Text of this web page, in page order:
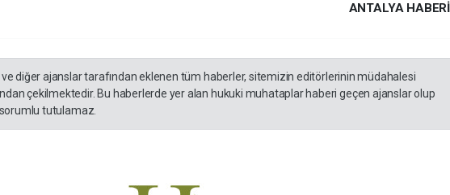
ANTALYA HABERİ
ve diğer ajanslar tarafından eklenen tüm haberler, sitemizin editörlerinin müdahalesi
çekilmektedir. Bu haberlerde yer alan hukuki muhataplar haberi geçen ajanslar olup
tutulamaz.